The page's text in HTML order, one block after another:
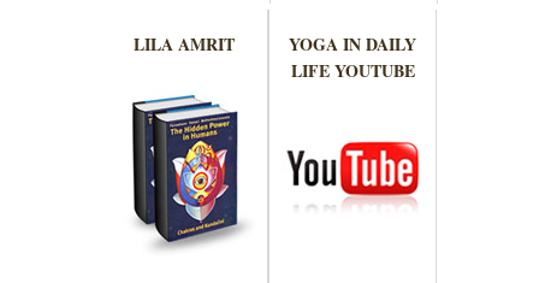
LILA AMRIT
YOGA IN DAILY
LIFE YOUTUBE